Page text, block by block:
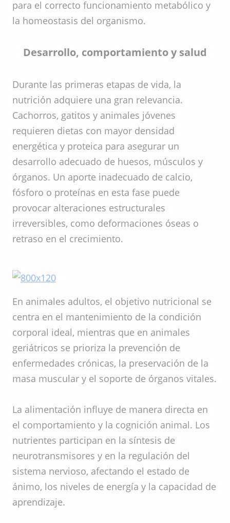
para el correcto funcionamiento metabólico y
la homeostasis del organismo.
Desarrollo, comportamiento y salud
Durante las primeras etapas de vida, la
nutrición adquiere una gran relevancia.
Cachorros, gatitos y animales jóvenes
requieren dietas con mayor densidad
energética y proteica para asegurar un
desarrollo adecuado de huesos, músculos y
órganos. Un aporte inadecuado de calcio,
fósforo o proteínas en esta fase puede
provocar alteraciones estructurales
irreversibles, como deformaciones óseas o
retraso en el crecimiento.
En animales adultos, el objetivo nutricional se
centra en el mantenimiento de la condición
corporal ideal, mientras que en animales
geriátricos se prioriza la prevención de
enfermedades crónicas, la preservación de la
masa muscular y el soporte de órganos vitales.
La alimentación influye de manera directa en
el comportamiento y la cognición animal. Los
nutrientes participan en la síntesis de
neurotransmisores y en la regulación del
sistema nervioso, afectando el estado de
ánimo, los niveles de energía y la capacidad de
aprendizaje.